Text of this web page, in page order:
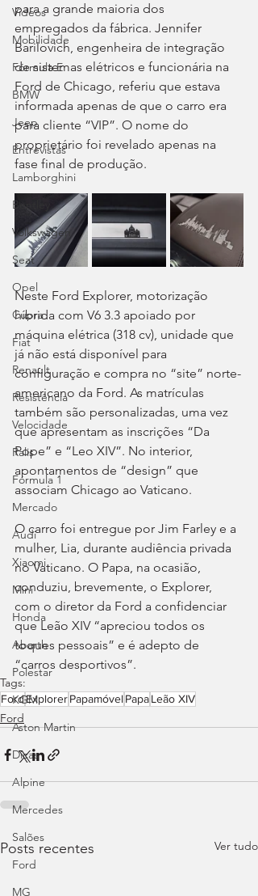
Videos
Mobilidade
Fórmula E
BMW
Jeep
Entrevistas
Lamborghini
Bentley
Volkswagen
Seat
Opel
Cupra
Fiat
Renault
Resistência
Velocidade
Ralis
Fórmula 1
Mercado
Audi
Xiaomi
Mini
Honda
Abarth
Polestar
KGM
Aston Martin
Dicas
Alpine
Mercedes
Salões
Ford
MG
para a grande maioria dos
empregados da fábrica. Jennifer
Barilovich, engenheira de integração
de sistemas elétricos e funcionária na
Ford de Chicago, referiu que estava
informada apenas de que o carro era
para cliente “VIP”. O nome do
proprietário foi revelado apenas na
fase final de produção.
Neste Ford Explorer, motorização
híbrida com V6 3.3 apoiado por
máquina elétrica (318 cv), unidade que
já não está disponível para
configuração e compra no “site” norte-
americano da Ford. As matrículas
também são personalizadas, uma vez
que apresentam as inscrições “Da
Pope” e “Leo XIV”. No interior,
apontamentos de “design” que
associam Chicago ao Vaticano.
O carro foi entregue por Jim Farley e a
mulher, Lia, durante audiência privada
no Vaticano. O Papa, na ocasião,
conduziu, brevemente, o Explorer,
com o diretor da Ford a confidenciar
que Leão XIV “apreciou todos os
toques pessoais” e é adepto de
“carros desportivos”.
Tags:
FordExplorerPapamóvel PapaLeão XIV
Ford
Posts recentes Ver tudo